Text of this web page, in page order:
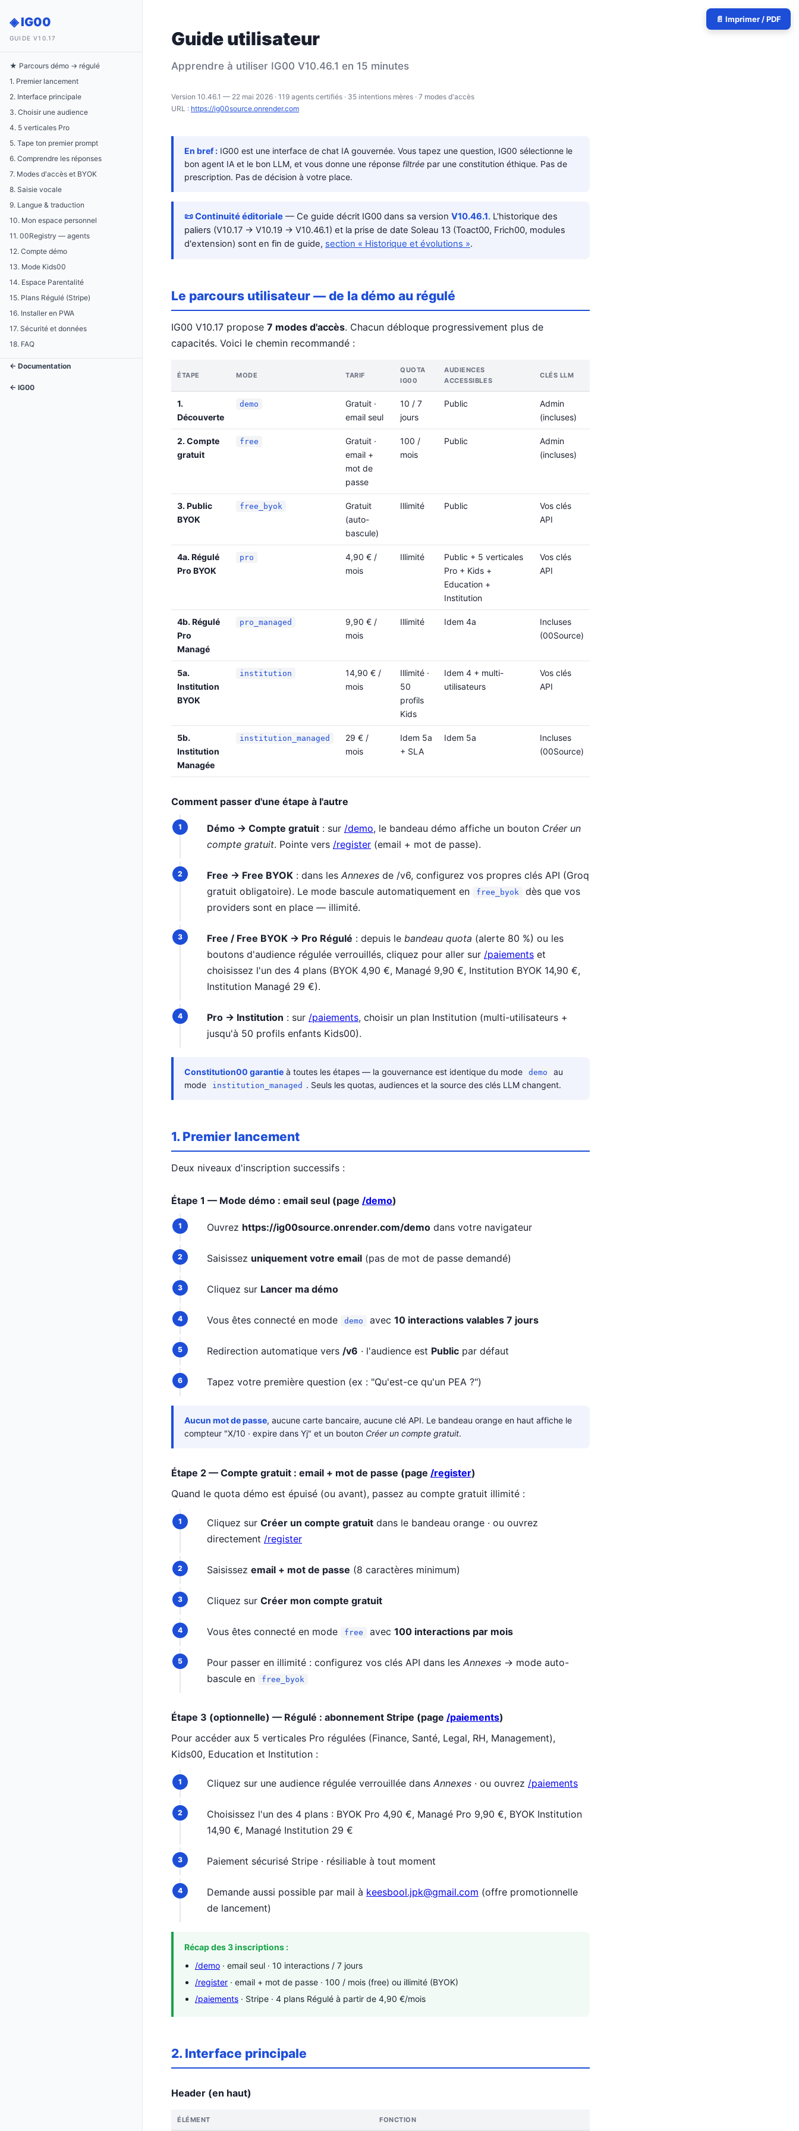
📄 Imprimer / PDF
◈ IG00
GUIDE V10.17
★ Parcours démo → régulé
1. Premier lancement
2. Interface principale
3. Choisir une audience
4. 5 verticales Pro
5. Tape ton premier prompt
6. Comprendre les réponses
7. Modes d'accès et BYOK
8. Saisie vocale
9. Langue & traduction
10. Mon espace personnel
11. 00Registry — agents
12. Compte démo
13. Mode Kids00
14. Espace Parentalité
15. Plans Régulé (Stripe)
16. Installer en PWA
17. Sécurité et données
18. FAQ
← Documentation
← IG00
Guide utilisateur
Apprendre à utiliser IG00 V10.46.1 en 15 minutes
Version 10.46.1 — 22 mai 2026 · 119 agents certifiés · 35 intentions mères · 7 modes d'accès
URL : https://ig00source.onrender.com
En bref : IG00 est une interface de chat IA gouvernée. Vous tapez une question, IG00 sélectionne le
bon agent IA et le bon LLM, et vous donne une réponse filtrée par une constitution éthique. Pas de
prescription. Pas de décision à votre place.
📜 Continuité éditoriale — Ce guide décrit IG00 dans sa version V10.46.1. L'historique des
paliers (V10.17 → V10.19 → V10.46.1) et la prise de date Soleau 13 (Toact00, Frich00, modules
d'extension) sont en fin de guide, section « Historique et évolutions ».
Le parcours utilisateur — de la démo au régulé
IG00 V10.17 propose 7 modes d'accès. Chacun débloque progressivement plus de
capacités. Voici le chemin recommandé :
ÉTAPE MODE TARIF
QUOTA
IG00
AUDIENCES
ACCESSIBLES
CLÉS LLM
1.
Découverte
demo
Gratuit ·
email seul
10 / 7
jours
Public
Admin
(incluses)
2. Compte
gratuit
free
Gratuit ·
email +
mot de
passe
100 /
mois
Public
Admin
(incluses)
3. Public
BYOK
free_byok
Gratuit
(auto-
bascule)
Illimité Public
Vos clés
API
4a. Régulé
Pro BYOK
pro
4,90 € /
mois
Illimité
Public + 5 verticales
Pro + Kids +
Education +
Institution
Vos clés
API
4b. Régulé
Pro
Managé
pro_managed
9,90 € /
mois
Illimité Idem 4a
Incluses
(00Source)
5a.
Institution
BYOK
institution
14,90 € /
mois
Illimité ·
50
profils
Kids
Idem 4 + multi-
utilisateurs
Vos clés
API
5b.
Institution
Managée
institution_managed
29 € /
mois
Idem 5a
+ SLA
Idem 5a
Incluses
(00Source)
Comment passer d'une étape à l'autre
Démo → Compte gratuit : sur /demo, le bandeau démo affiche un bouton Créer un
compte gratuit. Pointe vers /register (email + mot de passe).
Free → Free BYOK : dans les Annexes de /v6, configurez vos propres clés API (Groq
gratuit obligatoire). Le mode bascule automatiquement en
free_byok
dès que vos
providers sont en place — illimité.
Free / Free BYOK → Pro Régulé : depuis le bandeau quota (alerte 80 %) ou les
boutons d'audience régulée verrouillés, cliquez pour aller sur /paiements et
choisissez l'un des 4 plans (BYOK 4,90 €, Managé 9,90 €, Institution BYOK 14,90 €,
Institution Managé 29 €).
Pro → Institution : sur /paiements, choisir un plan Institution (multi-utilisateurs +
jusqu'à 50 profils enfants Kids00).
Constitution00 garantie à toutes les étapes — la gouvernance est identique du mode demo
au
mode
institution_managed . Seuls les quotas, audiences et la source des clés LLM changent.
1. Premier lancement
Deux niveaux d'inscription successifs :
Étape 1 — Mode démo : email seul (page /demo)
Ouvrez https://ig00source.onrender.com/demo dans votre navigateur
Saisissez uniquement votre email (pas de mot de passe demandé)
Cliquez sur Lancer ma démo
Vous êtes connecté en mode demo avec 10 interactions valables 7 jours
Redirection automatique vers /v6 · l'audience est Public par défaut
Tapez votre première question (ex : "Qu'est-ce qu'un PEA ?")
Aucun mot de passe, aucune carte bancaire, aucune clé API. Le bandeau orange en haut affiche le
compteur "X/10 · expire dans Yj" et un bouton Créer un compte gratuit.
Étape 2 — Compte gratuit : email + mot de passe (page /register)
Quand le quota démo est épuisé (ou avant), passez au compte gratuit illimité :
Cliquez sur Créer un compte gratuit dans le bandeau orange · ou ouvrez
directement /register
Saisissez email + mot de passe (8 caractères minimum)
Cliquez sur Créer mon compte gratuit
Vous êtes connecté en mode free avec 100 interactions par mois
Pour passer en illimité : configurez vos clés API dans les Annexes → mode auto-
bascule en
free_byok
Étape 3 (optionnelle) — Régulé : abonnement Stripe (page /paiements)
Pour accéder aux 5 verticales Pro régulées (Finance, Santé, Legal, RH, Management),
Kids00, Education et Institution :
Cliquez sur une audience régulée verrouillée dans Annexes · ou ouvrez /paiements
Choisissez l'un des 4 plans : BYOK Pro 4,90 €, Managé Pro 9,90 €, BYOK Institution
14,90 €, Managé Institution 29 €
Paiement sécurisé Stripe · résiliable à tout moment
Demande aussi possible par mail à keesbool.jpk@gmail.com (offre promotionnelle
de lancement)
Récap des 3 inscriptions :
/demo · email seul · 10 interactions / 7 jours
/register · email + mot de passe · 100 / mois (free) ou illimité (BYOK)
/paiements · Stripe · 4 plans Régulé à partir de 4,90 €/mois
2. Interface principale
Header (en haut)
ÉLÉMENT FONCTION